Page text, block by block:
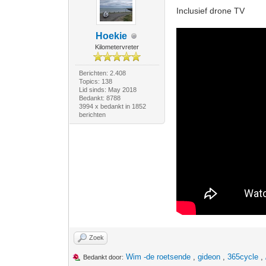
Hoekie
Kilometervreter
Berichten: 2.408
Topics: 138
Lid sinds: May 2018
Bedankt: 8788
3994 x bedankt in 1852
berichten
Inclusief drone TV
Zoek
Bedankt door: Wim -de roetsende ,gideon ,365cycle ,